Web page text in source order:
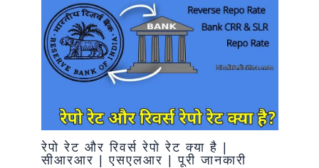
रेपो रेट और रिवर्स रेपो रेट क्या है |
सीआरआर | एसएलआर | पूरी जानकारी